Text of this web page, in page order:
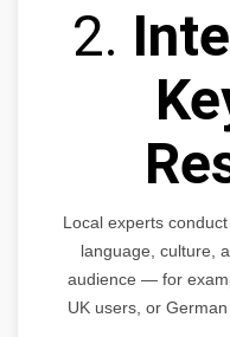
2.
Local experts
language, culture,
audience — for
UK users, or